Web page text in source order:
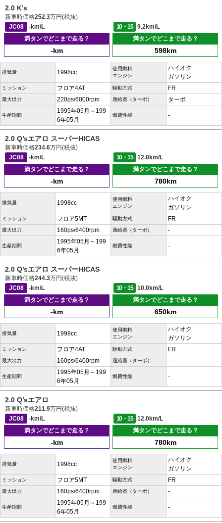
2.0 K’s
新車時価格252.3万円(税抜)
JC08
-km/L 10・15
9.2km/L
満タンでどこまで走る？
-km
満タンでどこまで走る？
598km
排気量 1998cc
使用燃料
エンジン
ハイオク
ガソリン
ミッション フロア4AT 駆動方式 FR
最大出力 220ps/6000rpm 過給器（ターボ） ターボ
生産期間
1995年05月～199
6年05月
燃費性能 -
2.0 Q’sエアロ スーパーHICAS
新車時価格234.6万円(税抜)
JC08
-km/L 10・15
12.0km/L
満タンでどこまで走る？
-km
満タンでどこまで走る？
780km
排気量 1998cc
使用燃料
エンジン
ハイオク
ガソリン
ミッション フロア5MT 駆動方式 FR
最大出力 160ps/6400rpm 過給器（ターボ） -
生産期間
1995年05月～199
6年05月
燃費性能 -
2.0 Q’sエアロ スーパーHICAS
新車時価格244.3万円(税抜)
JC08
-km/L 10・15
10.0km/L
満タンでどこまで走る？
-km
満タンでどこまで走る？
650km
排気量 1998cc
使用燃料
エンジン
ハイオク
ガソリン
ミッション フロア4AT 駆動方式 FR
最大出力 160ps/6400rpm 過給器（ターボ） -
生産期間
1995年05月～199
6年05月
燃費性能 -
2.0 Q’sエアロ
新車時価格211.9万円(税抜)
JC08
-km/L 10・15
12.0km/L
満タンでどこまで走る？
-km
満タンでどこまで走る？
780km
排気量 1998cc
使用燃料
エンジン
ハイオク
ガソリン
ミッション フロア5MT 駆動方式 FR
最大出力 160ps/6400rpm 過給器（ターボ） -
生産期間
1995年05月～199
6年05月
燃費性能 -